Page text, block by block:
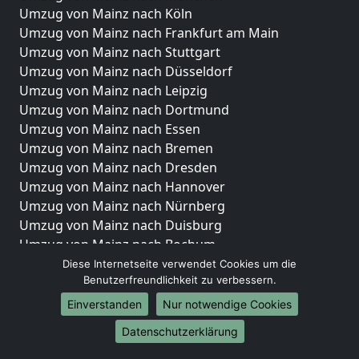
Umzug von Mainz nach Köln
Umzug von Mainz nach Frankfurt am Main
Umzug von Mainz nach Stuttgart
Umzug von Mainz nach Düsseldorf
Umzug von Mainz nach Leipzig
Umzug von Mainz nach Dortmund
Umzug von Mainz nach Essen
Umzug von Mainz nach Bremen
Umzug von Mainz nach Dresden
Umzug von Mainz nach Hannover
Umzug von Mainz nach Nürnberg
Umzug von Mainz nach Duisburg
Umzug von Mainz nach Bochum
Umzug von Mainz nach Wuppertal
Umzug von Mainz nach Bielefeld
Umzug von Mainz nach Bonn
Umzug von Mainz nach Münster
Diese Internetseite verwendet Cookies um die
Benutzerfreundlichkeit zu verbessern.
Einverstanden
Nur notwendige Cookies
Datenschutzerklärung